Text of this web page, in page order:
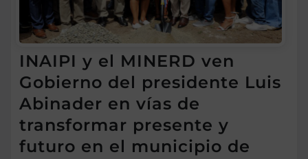
INAIPI y el MINERD ven
Gobierno del presidente Luis
Abinader en vías de
transformar presente y
futuro en el municipio de